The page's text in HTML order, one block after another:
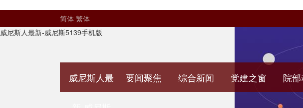
简体 繁体
威尼斯人最新-威尼斯5139手机版
威尼斯人最 要闻聚焦 综合新闻 党建之窗 院